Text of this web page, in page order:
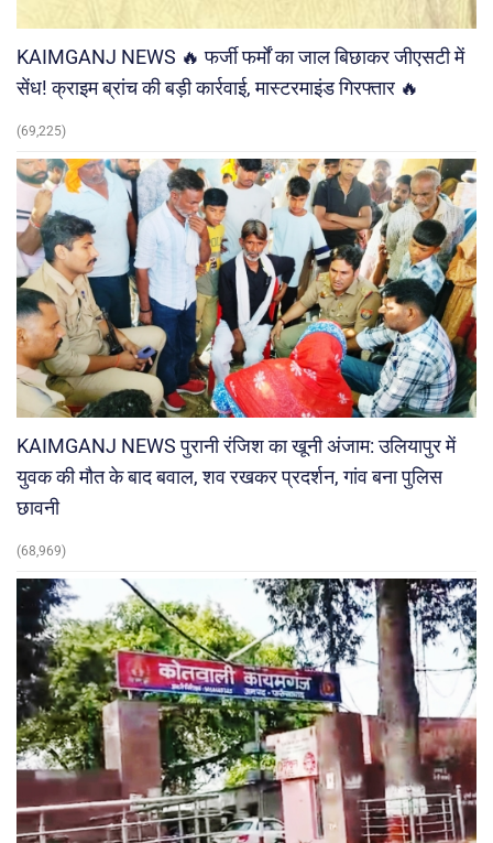
KAIMGANJ NEWS 🔥 फर्जी फर्मों का जाल बिछाकर जीएसटी में
सेंध! क्राइम ब्रांच की बड़ी कार्रवाई, मास्टरमाइंड गिरफ्तार 🔥
(69,225)
KAIMGANJ NEWS पुरानी रंजिश का खूनी अंजाम: उलियापुर में
युवक की मौत के बाद बवाल, शव रखकर प्रदर्शन, गांव बना पुलिस
छावनी
(68,969)